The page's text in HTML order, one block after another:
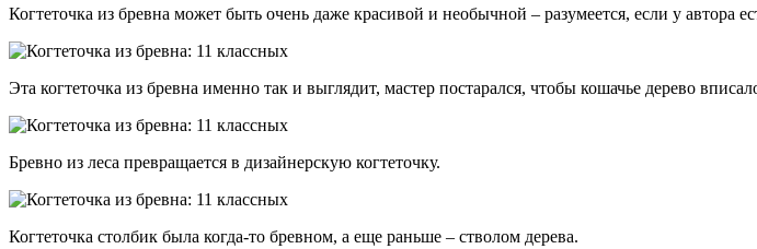
Когтеточка из бревна может быть очень даже красивой и необычной – разумеется, если у автора
Эта когтеточка из бревна именно так и выглядит, мастер постарался, чтобы кошачье дерево
Бревно из леса превращается в дизайнерскую когтеточку.
Когтеточка столбик была когда-то бревном, а еще раньше – стволом дерева.